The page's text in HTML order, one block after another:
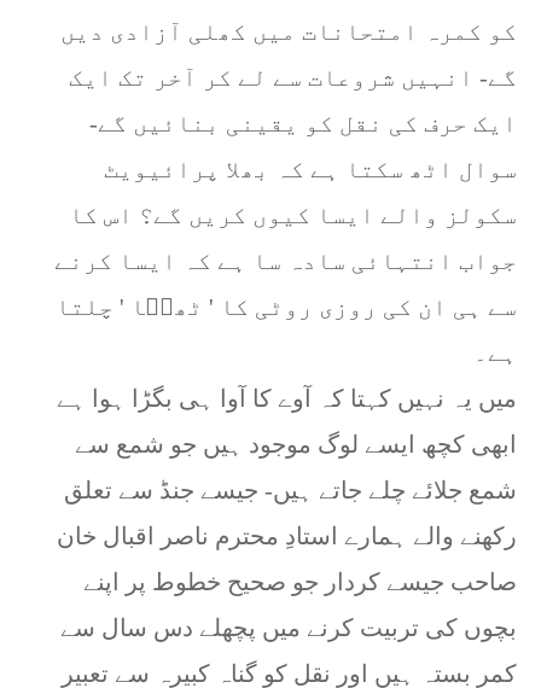
کو کمرہ امتحانات میں کھلی آزادی دیں
گے- انہیں شروعات سے لے کر آخر تک ایک
ایک حرف کی نقل کو یقینی بنائیں گے-
سوال اٹھ سکتا ہے کہ بھلا پرائیویٹ
سکولز والے ایسا کیوں کریں گے؟ اس کا
جواب انتہائی سادہ سا ہے کہ ایسا کرنے
سے ہی ان کی روزی روٹی کا ' ٹھیؔا ' چلتا
ہے۔
میں یہ نہیں کہتا کہ آوے کا آوا ہی بگڑا ہوا ہے
ابھی کچھ ایسے لوگ موجود ہیں جو شمع سے
شمع جلائے چلے جاتے ہیں- جیسے جنڈ سے تعلق
رکھنے والے ہمارے استادِ محترم ناصر اقبال خان
صاحب جیسے کردار جو صحیح خطوط پر اپنے
بچوں کی تربیت کرنے میں پچھلے دس سال سے
کمر بستہ ہیں اور نقل کو گناہ کبیرہ سے تعبیر